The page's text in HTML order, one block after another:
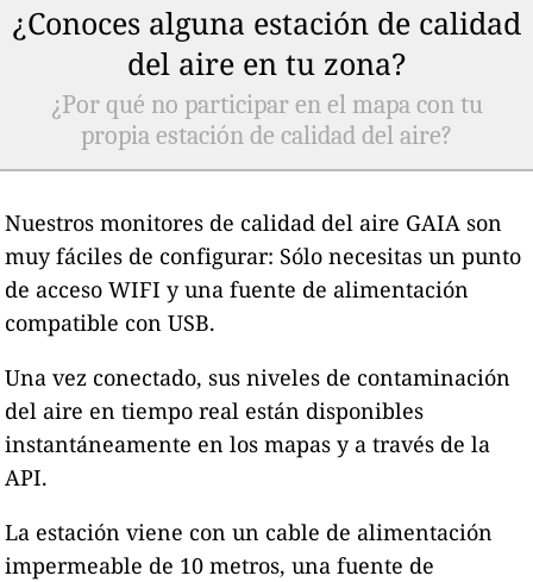
¿Conoces alguna estación de calidad
del aire en tu zona?
¿Por qué no participar en el mapa con tu
propia estación de calidad del aire?
Nuestros monitores de calidad del aire GAIA son
muy fáciles de configurar: Sólo necesitas un punto
de acceso WIFI y una fuente de alimentación
compatible con USB.
Una vez conectado, sus niveles de contaminación
del aire en tiempo real están disponibles
instantáneamente en los mapas y a través de la
API.
La estación viene con un cable de alimentación
impermeable de 10 metros, una fuente de